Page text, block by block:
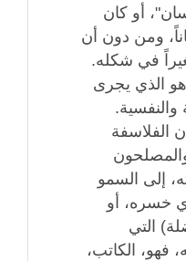
أو كان
ومن دون أن
في شكله.
هو الذي يجرى
والنفسية.
الفلاسفة
إلى السمو
خسره، أو
التي
فهو، الكاتب،